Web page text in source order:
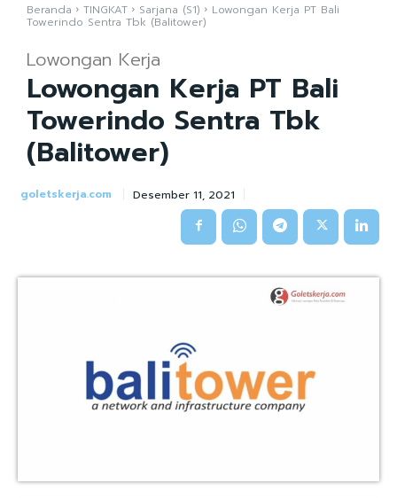
Beranda TINGKAT Sarjana (S1) Lowongan Kerja PT Bali
Towerindo Sentra Tbk (Balitower)
Lowongan Kerja
Lowongan Kerja PT Bali
Towerindo Sentra Tbk
(Balitower)
goletskerja.com Desember 11, 2021